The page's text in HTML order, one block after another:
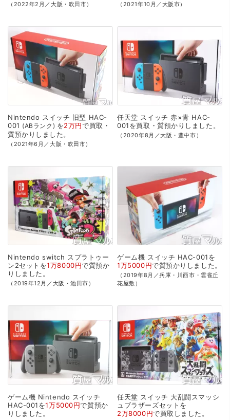
（2022年2月／大阪・吹田市） （2021年10月／大阪市）
Nintendo スイッチ 旧型 HAC-
001
ABランク を2万円で買取・
質預かり しました。
（2021年6月／大阪・吹田市）
任天堂 スイッチ 赤×青 HAC-
001を買取・質預かり しました。
（2020年8月／大阪・豊中市）
Nintendo switch スプラトゥー
ン2セットを1万8000円で質預か
り しました。
（2019年12月／大阪・池田市）
ゲーム機 スイッチ HAC-001を
1万5000円で質預かり しました。
（2019年8月／兵庫・川西市・雲雀丘
花屋敷）
ゲーム機 Nintendo スイッチ
HAC-001を1万5000円で質預か
り しました。
任天堂 スイッチ 大乱闘スマッシ
ュブラザーズセットを
2万8000円で買取 しました。